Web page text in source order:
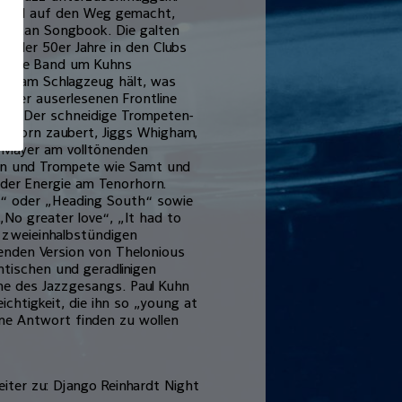
auf den Weg gemacht,
Songbook. Die galten
der 50er Jahre in den Clubs
Die Band um Kuhns
am Schlagzeug hält, was
auserlesenen Frontline
Der schneidige Trompeten-
Horn zaubert, Jiggs Whigham,
am volltönenden
und Trompete wie Samt und
Energie am Tenorhorn.
oder „Heading South“ sowie
greater love“, „It had to
Version von Thelonious
und geradlinigen
des Jazzgesangs. Paul Kuhn
die ihn so „young at
Antwort finden zu wollen
zu: Django Reinhardt Night